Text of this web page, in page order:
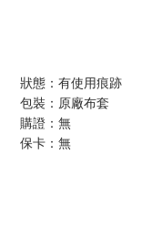
狀態：有使用痕跡
包裝：原廠布套
購證：無
保卡：無